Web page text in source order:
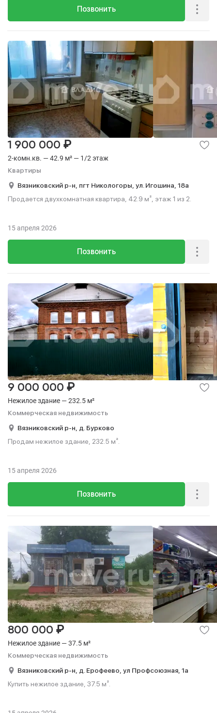
Позвонить
2-комн.кв. — 42.9 м² — 1/2 этаж
Квартиры
1 900 000 ₽
Вязниковский р-н, пгт Никологоры, ул. Игошина, 18а
Продается двухкомнатная квартира, 42.9 м², этаж 1 из 2.
Позвонить
15 апреля 2026
Нежилое здание — 232.5 м²
Коммерческая недвижимость
9 000 000 ₽
Вязниковский р-н, д. Бурково
Продам нежилое здание, 232.5 м².
Позвонить
15 апреля 2026
Нежилое здание — 37.5 м²
Коммерческая недвижимость
800 000 ₽
Вязниковский р-н, д. Ерофеево, ул Профсоюзная, 1а
Купить нежилое здание, 37.5 м².